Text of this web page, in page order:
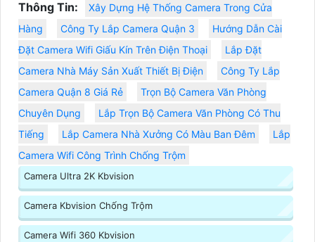
Thông Tin:
Xây Dựng Hệ Thống Camera Trong Cửa
Hàng
Công Ty Lắp Camera Quận 3
Hướng Dẫn Cài
Đặt Camera Wifi Giấu Kín Trên Điện Thoại
Lắp Đặt
Camera Nhà Máy Sản Xuất Thiết Bị Điện
Công Ty Lắp
Camera Quận 8 Giá Rẻ
Trọn Bộ Camera Văn Phòng
Chuyên Dụng
Lắp Trọn Bộ Camera Văn Phòng Có Thu
Tiếng
Lắp Camera Nhà Xưởng Có Màu Ban Đêm
Lắp
Camera Wifi Công Trình Chống Trộm
Camera Ultra 2K Kbvision
Camera Kbvision Chống Trộm
Camera Wifi 360 Kbvision